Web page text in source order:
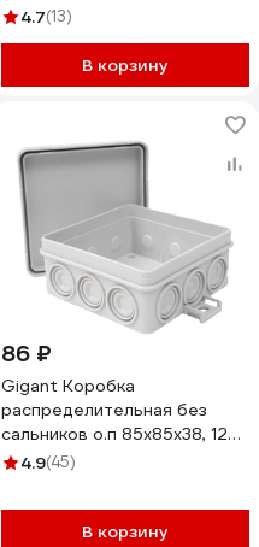
IP55 цвет черный 44016BL-1
4.7(13)
В корзину
86 ₽
Gigant Коробка
распределительная без
сальников о.п 85х85х38, 12
выходов, IP55, 44054GI
4.9(45)
В корзину